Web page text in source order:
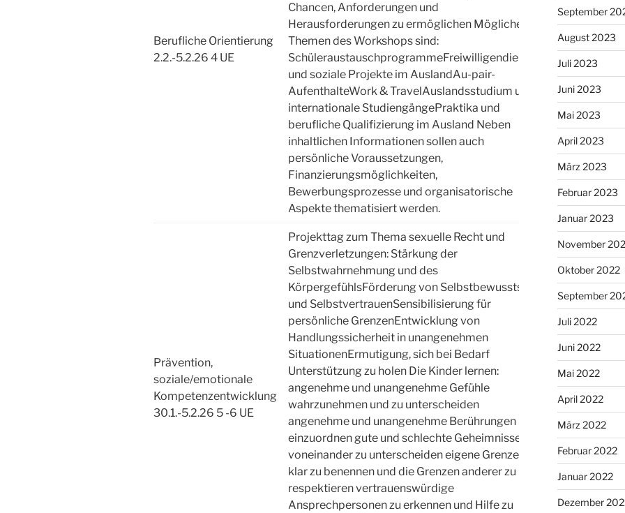
Berufliche Orientierung
2.2.-5.2.26 4 UE
Chancen, Anforderungen und
Herausforderungen zu ermöglichen Mögliche
Themen des Workshops sind:
SchüleraustauschprogrammeFreiwilligendienste
und soziale Projekte im AuslandAu-pair-
AufenthalteWork & TravelAuslandsstudium und
internationale StudiengängePraktika und
berufliche Qualifizierung im Ausland Neben
inhaltlichen Informationen sollen auch
persönliche Voraussetzungen,
Finanzierungsmöglichkeiten,
Bewerbungsprozesse und organisatorische
Aspekte thematisiert werden.
Kl. 9
Prävention,
soziale/emotionale
Kompetenzentwicklung
30.1.-5.2.26 5 -6 UE
Projekttag zum Thema sexuelle Recht und
Grenzverletzungen: Stärkung der
Selbstwahrnehmung und des
KörpergefühlsFörderung von Selbstbewusstsein
und SelbstvertrauenSensibilisierung für
persönliche GrenzenEntwicklung von
Handlungssicherheit in unangenehmen
SituationenErmutigung, sich bei Bedarf
Unterstützung zu holen Die Kinder lernen:
angenehme und unangenehme Gefühle
wahrzunehmen und zu unterscheiden
angenehme und unangenehme Berührungen
einzuordnen gute und schlechte Geheimnisse
voneinander zu unterscheiden eigene Grenzen
klar zu benennen und die Grenzen anderer zu
respektieren vertrauenswürdige
Ansprechpersonen zu erkennen und Hilfe zu
Kl. 6
September
August 2023
Juli 2023
Juni 2023
Mai 2023
April 2023
März 2023
Februar 2023
Januar 2023
November
Oktober 2022
September
Juli 2022
Juni 2022
Mai 2022
April 2022
März 2022
Februar 2022
Januar 2022
Dezember